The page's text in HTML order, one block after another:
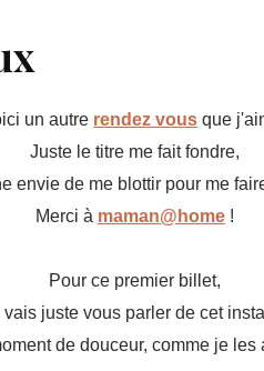
un autre rendez vous que
Juste le titre me fait fondre,
envie de me blottir pour me
Merci à maman@home!
Pour ce premier billet,
vais juste vous parler de cet
de douceur, comme je les